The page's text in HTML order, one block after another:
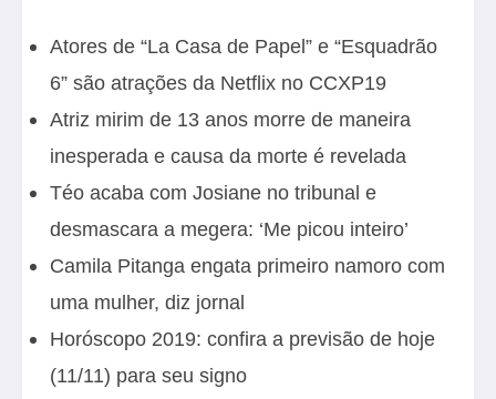
Atores de “La Casa de Papel” e “Esquadrão
6” são atrações da Netflix no CCXP19
Atriz mirim de 13 anos morre de maneira
inesperada e causa da morte é revelada
Téo acaba com Josiane no tribunal e
desmascara a megera: ‘Me picou inteiro’
Camila Pitanga engata primeiro namoro com
uma mulher, diz jornal
Horóscopo 2019: confira a previsão de hoje
(11/11) para seu signo